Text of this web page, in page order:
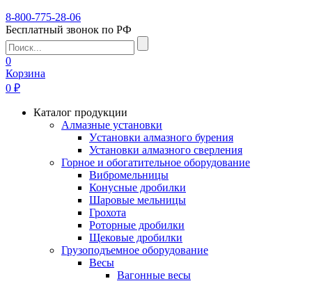
8-800-775-28-06
Бесплатный звонок по РФ
0
Корзина
0 ₽
Каталог продукции
Алмазные установки
Уcтановки алмазного бурения
Установки алмазного сверления
Горное и обогатительное оборудование
Вибромельницы
Конусные дробилки
Шаровые мельницы
Грохота
Роторные дробилки
Щековые дробилки
Грузоподъемное оборудование
Весы
Вагонные весы